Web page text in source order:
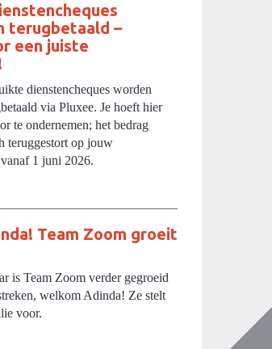
terugbetaald –
een juiste
dienstencheques worden
via Pluxee. Je hoeft hier
te ondernemen; het bedrag
teruggestort op jouw
1 juni 2026.
Team Zoom groeit
is Team Zoom verder gegroeid
welkom Adinda! Ze stelt
voor.